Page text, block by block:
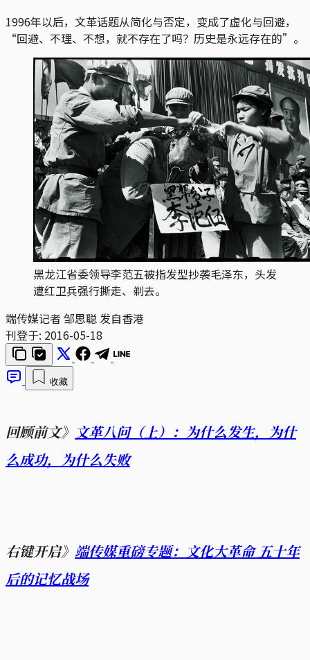
1996年以后，文革话题从简化与否定，变成了虚化与回避，
“回避、不理、不想，就不存在了吗？历史是永远存在的”。
黑龙江省委领导李范五被指发型抄袭毛泽东，头发
遭红卫兵强行撕走、剃去。
端传媒记者 邹思聪 发自香港
刊登于: 2016-05-18
收藏
回顾前文》 文革八问（上）：为什么发生，为什
么成功，为什么失败
右键开启》 端传媒重磅专题：文化大革命 五十年
后的记忆战场